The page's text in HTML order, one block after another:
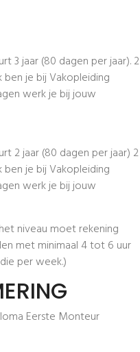
3 jaar (80 dagen per jaar). 2
je bij Vakopleiding
werk je bij jouw
2 jaar (80 dagen per jaar) 2
je bij Vakopleiding
werk je bij jouw
niveau moet rekening
met minimaal 4 tot 6 uur
per week.)
Eerste Monteur